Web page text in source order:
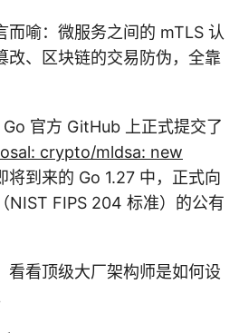
而喻：微服务之间的 mTLS 认
改、区块链的交易防伪，全靠
官方 GitHub 上正式提交了
crypto/mldsa: new
将到来的 Go 1.27 中，正式向
NIST FIPS 204 标准）的公有
看看顶级大厂架构师是如何设